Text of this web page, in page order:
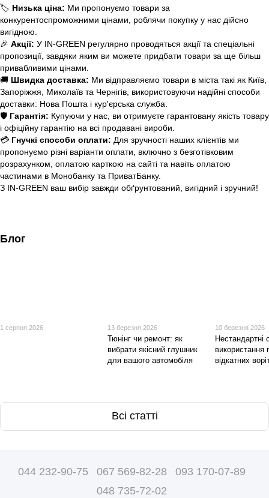
🏷️ Низька ціна: Ми пропонуємо товари за
конкурентоспроможними цінами, роблячи покупку у нас дійсно
вигідною.
🎉 Акції: У IN-GREEN регулярно проводяться акції та спеціальні
пропозиції, завдяки яким ви можете придбати товари за ще більш
привабливими цінами.
🚚 Швидка доставка: Ми відправляємо товари в міста такі як Київ,
Запоріжжя, Миколаїв та Чернігів, використовуючи надійні способи
доставки: Нова Пошта і кур'єрська служба.
🛡️ Гарантія: Купуючи у нас, ви отримуєте гарантовану якість товару
і офіційну гарантію на всі продавані вироби.
💳 Гнучкі способи оплати: Для зручності наших клієнтів ми
пропонуємо різні варіанти оплати, включно з безготівковим
розрахунком, оплатою карткою на сайті та навіть оплатою
частинами в Монобанку та ПриватБанку.
З IN-GREEN ваш вибір завжди обґрунтований, вигідний і зручний!
Блог
1 серпня 2026 13 березня 2026
Тюнінг чи ремонт: як
вибрати якісний глушник
для вашого автомобіля
10 березня 2026
Нестандартні
використання
відкатних
Всі статті
044 232-90-75 067 569-82-28
093 170-07-89
048 735-72-02